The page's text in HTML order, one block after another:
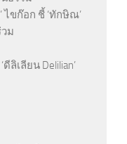
ไขก๊อก ชี้ ‘ทักษิณ’
ม
ดีลิเลียน Delilian’